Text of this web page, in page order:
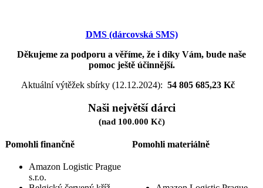
DMS (dárcovská SMS)
Děkujeme za podporu a věříme, že i díky Vám, bude naše
pomoc ještě účinnější.
Aktuální výtěžek sbírky (12.12.2024): 54 805 685,23 Kč
Naši největší dárci
(nad 100.000 Kč)
Pomohli finančně Pomohli materiálně
Amazon Logistic Prague
s.r.o.